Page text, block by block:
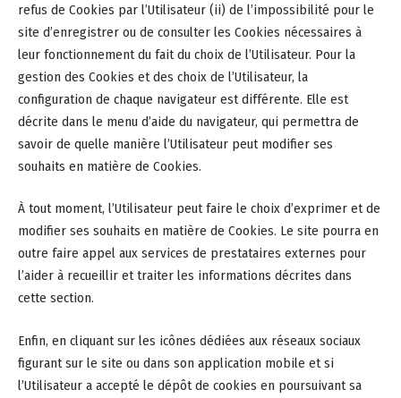
refus de Cookies par l’Utilisateur (ii) de l’impossibilité pour le
site d’enregistrer ou de consulter les Cookies nécessaires à
leur fonctionnement du fait du choix de l’Utilisateur. Pour la
gestion des Cookies et des choix de l’Utilisateur, la
configuration de chaque navigateur est différente. Elle est
décrite dans le menu d’aide du navigateur, qui permettra de
savoir de quelle manière l’Utilisateur peut modifier ses
souhaits en matière de Cookies.
À tout moment, l’Utilisateur peut faire le choix d’exprimer et de
modifier ses souhaits en matière de Cookies. Le site pourra en
outre faire appel aux services de prestataires externes pour
l’aider à recueillir et traiter les informations décrites dans
cette section.
Enfin, en cliquant sur les icônes dédiées aux réseaux sociaux
figurant sur le site ou dans son application mobile et si
l’Utilisateur a accepté le dépôt de cookies en poursuivant sa